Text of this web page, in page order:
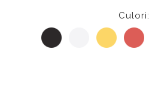
Culori: